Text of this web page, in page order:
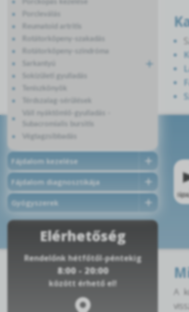
Fájdalom kezelése
Fájdalom diagnosztikája
Gyógyszerek
Elérhetőség
Rendelőnk hétfőtől-péntekig
8:00 - 20:00
között érhető el!
A